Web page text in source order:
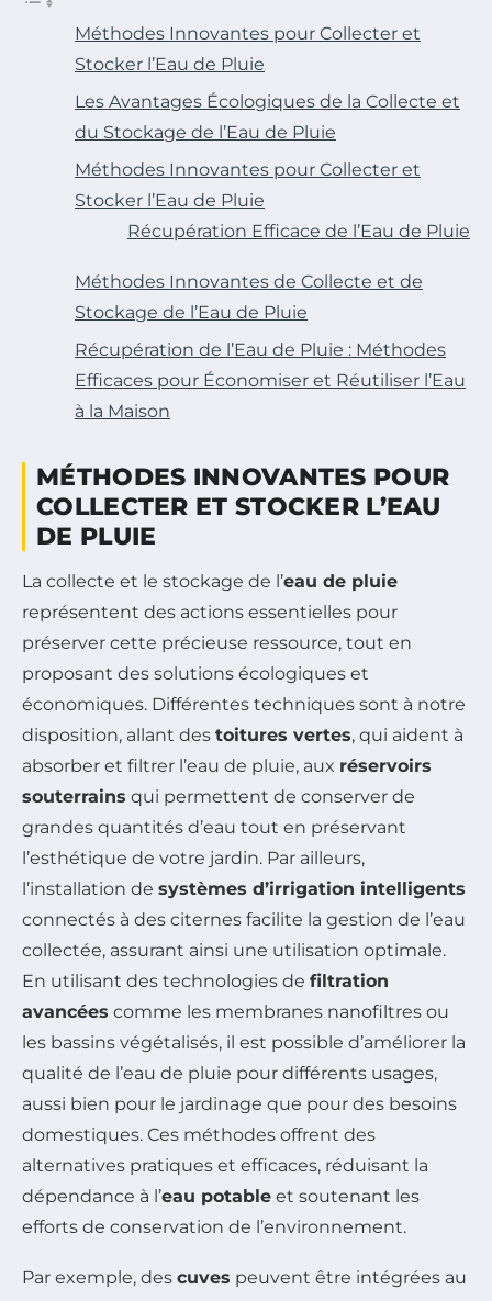
Méthodes Innovantes pour Collecter et
Stocker l’Eau de Pluie
Les Avantages Écologiques de la Collecte et
du Stockage de l’Eau de Pluie
Méthodes Innovantes pour Collecter et
Stocker l’Eau de Pluie
Récupération Efficace de l’Eau de Pluie
Méthodes Innovantes de Collecte et de
Stockage de l’Eau de Pluie
Récupération de l’Eau de Pluie : Méthodes
Efficaces pour Économiser et Réutiliser l’Eau
à la Maison
MÉTHODES INNOVANTES POUR
COLLECTER ET STOCKER L’EAU
DE PLUIE
La collecte et le stockage de l’eau de pluie
représentent des actions essentielles pour
préserver cette précieuse ressource, tout en
proposant des solutions écologiques et
économiques. Différentes techniques sont à notre
disposition, allant des toitures vertes, qui aident à
absorber et filtrer l’eau de pluie, aux réservoirs
souterrains qui permettent de conserver de
grandes quantités d’eau tout en préservant
l’esthétique de votre jardin. Par ailleurs,
l’installation de systèmes d’irrigation intelligents
connectés à des citernes facilite la gestion de l’eau
collectée, assurant ainsi une utilisation optimale.
En utilisant des technologies de filtration
avancées comme les membranes nanofiltres ou
les bassins végétalisés, il est possible d’améliorer la
qualité de l’eau de pluie pour différents usages,
aussi bien pour le jardinage que pour des besoins
domestiques. Ces méthodes offrent des
alternatives pratiques et efficaces, réduisant la
dépendance à l’eau potable et soutenant les
efforts de conservation de l’environnement.
Par exemple, des cuves peuvent être intégrées au